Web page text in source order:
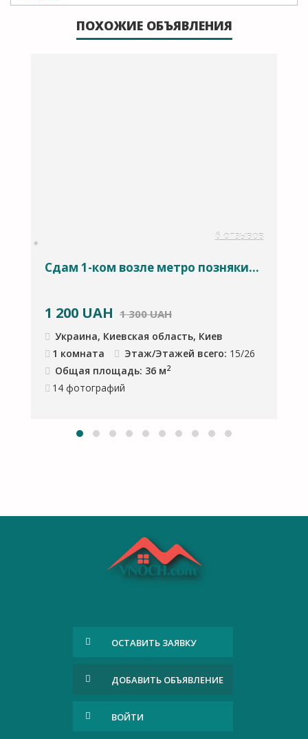
ПОХОЖИЕ ОБЪЯВЛЕНИЯ
6 отзывов
Сдам 1-ком возле метро позняки...
1 200 UAH 1 300 UAH
Украина, Киевская область, Киев
1 комната
Этаж/Этажей всего: 15/26
Общая площадь: 36 м2
14 фотографий
ОСТАВИТЬ ЗАЯВКУ
ДОБАВИТЬ ОБЪЯВЛЕНИЕ
ВОЙТИ